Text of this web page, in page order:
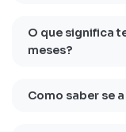
O que significa
meses?
Como saber se